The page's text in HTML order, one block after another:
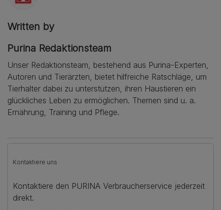
Written by
Purina Redaktionsteam
Unser Redaktionsteam, bestehend aus Purina-Experten,
Autoren und Tierärzten, bietet hilfreiche Ratschläge, um
Tierhalter dabei zu unterstützen, ihren Haustieren ein
glückliches Leben zu ermöglichen. Themen sind u. a.
Ernährung, Training und Pflege.
Kontaktiere uns
Kontaktiere den PURINA Verbraucherservice jederzeit
direkt.